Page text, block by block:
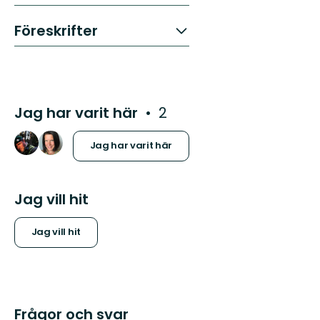
Föreskrifter
Jag har varit här 2
Jag har varit här
Jag vill hit
Jag vill hit
Frågor och svar